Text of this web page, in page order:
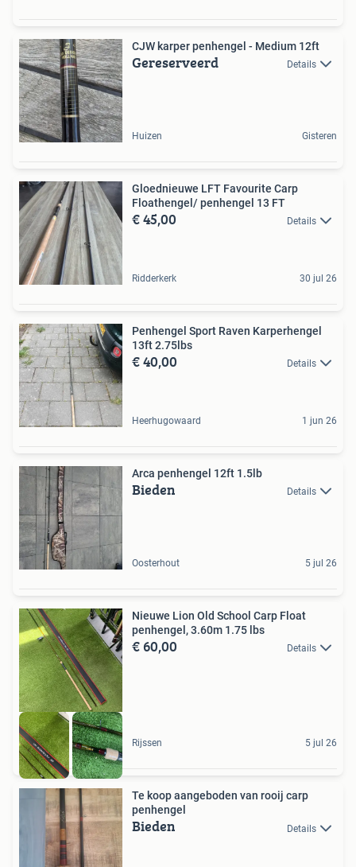
CJW karper penhengel - Medium 12ft
Gereserveerd Details
Huizen Gisteren
Gloednieuwe LFT Favourite Carp
Floathengel/ penhengel 13 FT
€ 45,00 Details
Ridderkerk 30 jul 26
Penhengel Sport Raven Karperhengel
13ft 2.75lbs
€ 40,00 Details
Heerhugowaard 1 jun 26
Arca penhengel 12ft 1.5lb
Bieden Details
Oosterhout 5 jul 26
Nieuwe Lion Old School Carp Float
penhengel, 3.60m 1.75 lbs
€ 60,00 Details
Rijssen 5 jul 26
Te koop aangeboden van rooij carp
penhengel
Bieden Details